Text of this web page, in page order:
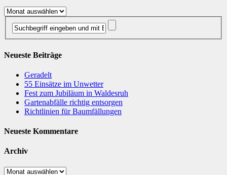
Archiv
Neueste Beiträge
Geradelt
​55 Einsätze im Unwetter
Fest zum Jubiläum in Waldesruh
Gartenabfälle richtig entsorgen
Richtlinien für Baumfällungen
Neueste Kommentare
Archiv
Archiv